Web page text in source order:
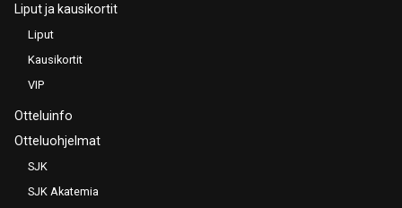
Liput ja kausikortit
Liput
Kausikortit
VIP
Otteluinfo
Otteluohjelmat
SJK
SJK Akatemia